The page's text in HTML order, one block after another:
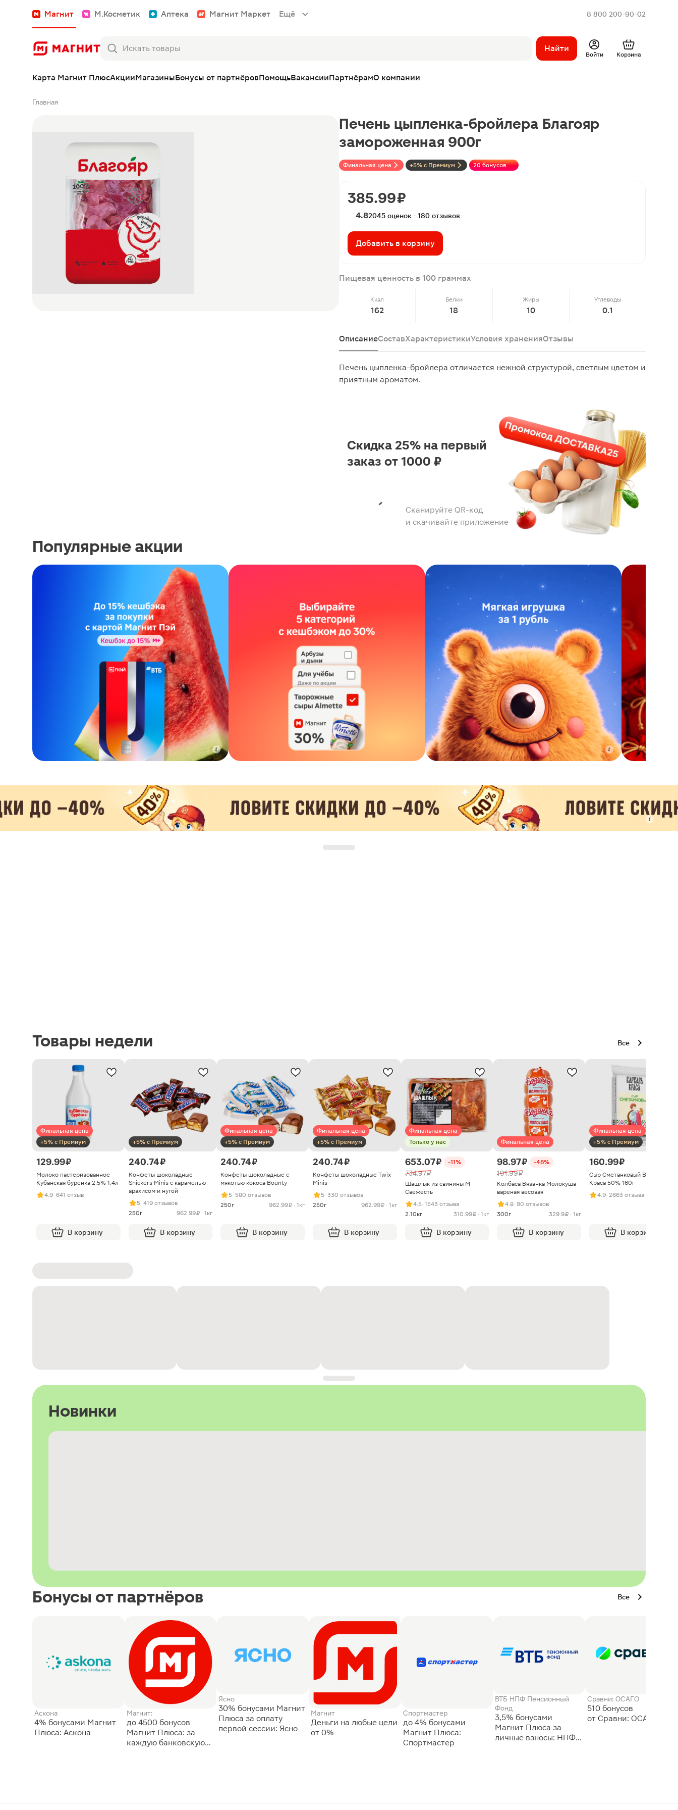
Магнит М.Косметик Аптека Магнит Маркет Ещё 8 800 200-90-02
Найти
Войти Корзина
Карта Магнит ПлюсАкцииМагазиныБонусы от партнёровПомощьВакансииПартнёрамО компании
Главная
Финальная цена +5% с Премиум 20 бонусов
Печень цыпленка-бройлера Благояр
замороженная 900г
385.99 ₽
4.82045 оценок · 180 отзывов
Добавить в корзину
Пищевая ценность в 100 граммах
Ккал
162
Белки
18
Жиры
10
Углеводы
0.1
ОписаниеСоставХарактеристикиУсловия храненияОтзывы
Печень цыпленка-бройлера отличается нежной структурой, светлым цветом и
приятным ароматом.
Сканируйте QR-код
и скачивайте приложение
Скидка 25% на первый
заказ от 1000 ₽
Популярные акции
Товары недели Все
Финальная цена
+5% с Премиум
129.99 ₽
Молоко пастеризованное
Кубанская буренка 2.5% 1.4л
4.9· 641 отзыв
В корзину
+5% с Премиум
240.74 ₽
Конфеты шоколадные
Snickers Minis с карамелью
арахисом и нугой
5· 419 отзывов
250г
962.99 ₽ · 1кг
В корзину
Финальная цена
+5% с Премиум
240.74 ₽
Конфеты шоколадные с
мякотью кокоса Bounty
5· 580 отзывов
250г
962.99 ₽ · 1кг
В корзину
Финальная цена
+5% с Премиум
240.74 ₽
Конфеты шоколадные Twix
Minis
5· 330 отзывов
250г
962.99 ₽ · 1кг
В корзину
Финальная цена
Только у нас
653.07 ₽ -11%
734.97 ₽
Шашлык из свинины М
Свежесть
4.5· 1543 отзыва
2.10кг
310.99 ₽ · 1кг
В корзину
Финальная цена
98.97 ₽ -48%
191.99 ₽
Колбаса Вязанка Молокуша
вареная весовая
4.8· 90 отзывов
300г
329.9 ₽ · 1кг
В корзину
Финальная цена
+5% с Премиум
160.99 ₽
Сыр Сметанковый Варвара
Краса 50% 160г
4.9· 2663 отзыва
В корзину
Новинки
Бонусы от партнёров Все
Аскона
4% бонусами Магнит
Плюса: Аскона
Магнит:
до 4500 бонусов
Магнит Плюса: за
каждую банковскую
Ясно
30% бонусами Магнит
Плюса за оплату
первой сессии: Ясно
Магнит
Деньги на любые цели
от 0%
Спортмастер
до 4% бонусами
Магнит Плюса:
Спортмастер
ВТБ НПФ Пенсионный
Фонд
3,5% бонусами
Магнит Плюса за
личные взносы: НПФ
Сравни: ОСАГО
510 бонусов